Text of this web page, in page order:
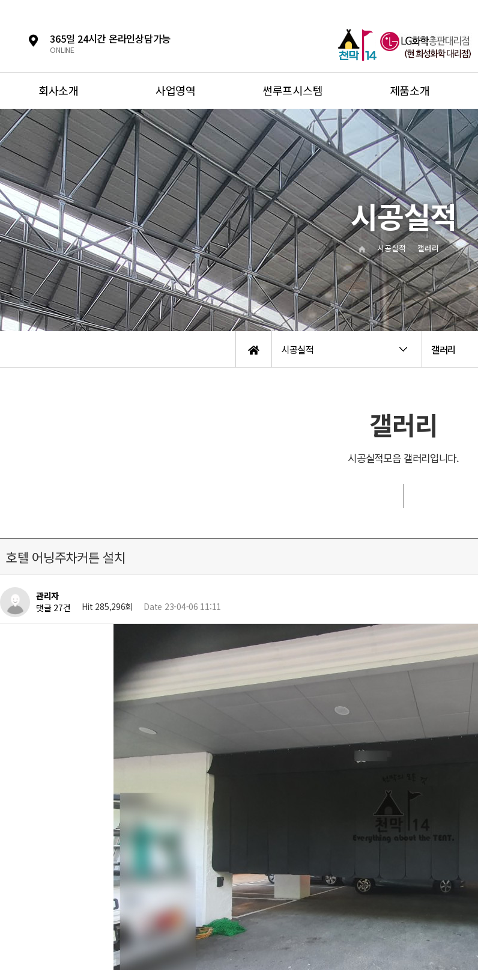
365일 24시간 온라인상담가능
ONLINE
회사소개 사업영역 썬루프시스템 제품소개
시공실적 갤러리
시공실적 갤러리
시공실적
갤러리
시공실적모음 갤러리입니다.
호텔 어닝주차커튼 설치
관리자
댓글 27건
Hit 285,296회 Date 23-04-06 11:11